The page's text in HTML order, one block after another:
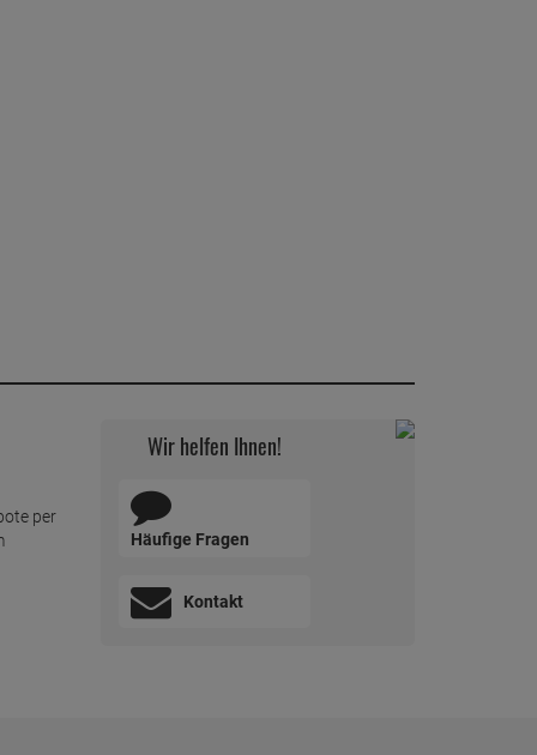
per
Wir helfen Ihnen!
Häufige Fragen
Kontakt